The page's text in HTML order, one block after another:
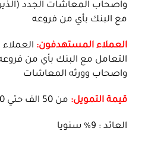
واصحاب المعاشات الجدد
مع البنك بأي من فروعه
العملاء المستهدفون:
التعامل مع البنك بأي من
واصحاب وورثه المعاشات
قيمة التمويل: من 50 الف حتي 300 الف جنيه
العائد : 9% سنويا